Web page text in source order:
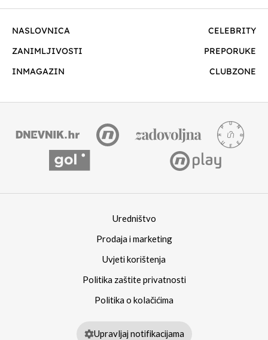
NASLOVNICA
CELEBRITY
ZANIMLJIVOSTI
PREPORUKE
INMAGAZIN
CLUBZONE
Uredništvo
Prodaja i marketing
Uvjeti korištenja
Politika zaštite privatnosti
Politika o kolačićima
Upravljaj notifikacijama